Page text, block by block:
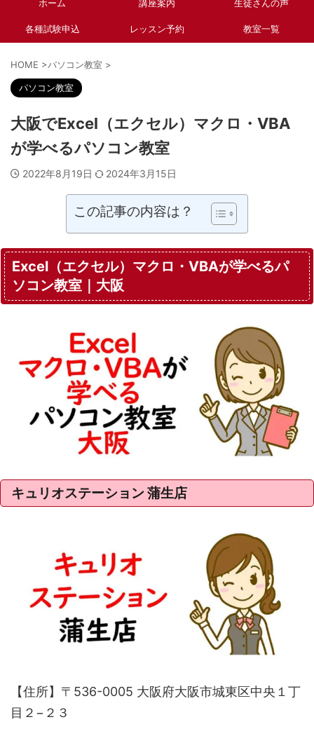
ホーム 講座案内 生徒さんの声
各種試験申込 レッスン予約 教室一覧
HOME >パソコン教室 >
パソコン教室
大阪でExcel（エクセル）マクロ・VBA
が学べるパソコン教室
2022年8月19日 2024年3月15日
この記事の内容は？
Excel（エクセル）マクロ・VBAが学べるパ
ソコン教室｜大阪
キュリオステーション 蒲生店
【住所】〒536-0005 大阪府大阪市城東区中央１丁
目２−２３